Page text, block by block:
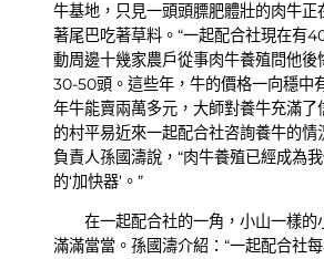
牛基地，只見一頭頭膘肥體壯的肉牛正
著尾巴吃著草料。“一起配合社現在有
動周邊十幾家農戶從事肉牛養殖問他後
30-50頭。這些年，牛的價格一向穩中
年牛能賣兩萬多元，大師對養牛充滿了
的村平易近來一起配合社咨詢養牛的情
負責人孫國濤說，“肉牛養殖已經成為
的‘加快器’。”
在一起配合社的一角，小山一樣的
滿滿當當。孫國濤介紹：“一起配合社